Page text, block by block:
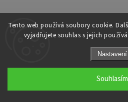
Tento web používá soubory cookie.
vyjadřujete souhlas s jejich
Nastavení
Souhlasím